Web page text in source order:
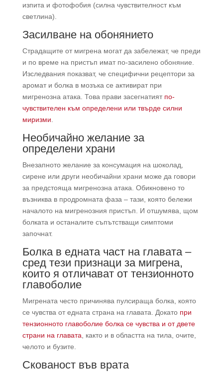
изпита и фотофобия (силна чувствителност към
светлина).
Засилване на обонянието
Страдащите от мигрена могат да забележат, че преди
и по време на пристъп имат по-засилено обоняние.
Изследвания показват, че специфични рецептори за
аромат и болка в мозъка се активират при
мигренозна атака. Това прави засегнатият по-
чувствителен към определени или твърде силни
миризми
Необичайно желание за
определени храни
Внезапното желание за консумация на шоколад,
сирене или други необичайни храни може да говори
за предстояща мигренозна атака. Обикновено то
възниква в продромната фаза – тази, която бележи
началото на мигренозния пристъп. И отшумява, щом
болката и останалите съпътстващи симптоми
започнат.
Болка в едната част на главата –
сред тези признаци за мигрена,
които я отличават от тензионното
главоболие
Мигрената често причинява пулсираща болка, която
се чувства от едната страна на главата. Докато при
тензионното главоболие болка се чувства и от двете
страни на главата , както и в областта на тила, очите,
челото и бузите.
Скованост във врата